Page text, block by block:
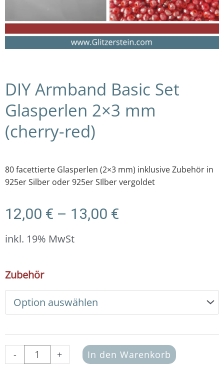
DIY Armband Basic Set
Glasperlen 2×3 mm
(cherry-red)
80 facettierte Glasperlen (2×3 mm) inklusive Zubehör in
925er Silber oder 925er SIlber vergoldet
12,00 € – 13,00 €
inkl. 19% MwSt
Zubehör
-
DIY
Armband
Basic
Set
Glasperlen
mm
(cherry-
red)
+ In den Warenkorb